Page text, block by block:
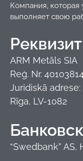
Компания, которая
выполняет свою
ARM Metāls SIA
Reģ. Nr.
Juridiskā
Rīga, LV-1082
“Swedbank” AS,